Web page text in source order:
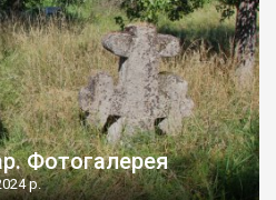
Фотогалерея
р.